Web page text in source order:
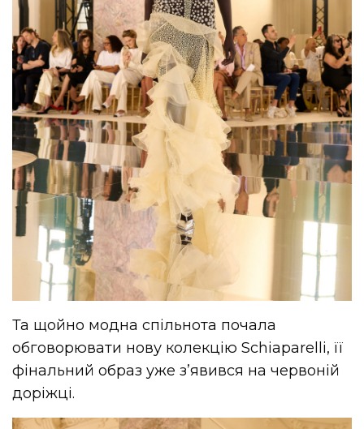
Та щойно модна спільнота почала
обговорювати нову колекцію Schiaparelli, її
фінальний образ уже з’явився на червоній
доріжці.